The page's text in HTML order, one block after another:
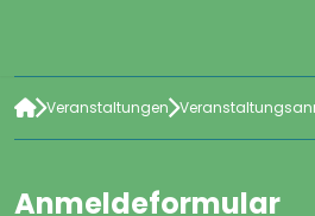
HOME
Veranstaltungen
Anmeldeformular